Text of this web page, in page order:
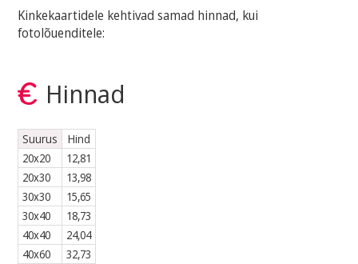
Kinkekaartidele kehtivad samad hinnad, kui
fotolõuenditele:
Hinnad
Suurus
Hind
20x20
12,81
20x30
13,98
30x30
15,65
30x40
18,73
40x40
24,04
40x60
32,73